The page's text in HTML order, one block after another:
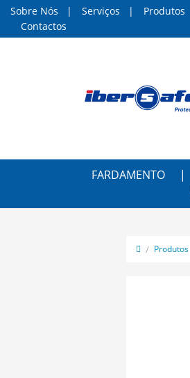
Sobre Nós Serviços Produtos
Contactos
FARDAMENTO
Produtos